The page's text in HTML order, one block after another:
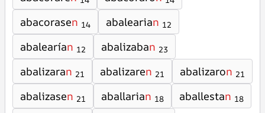
abacorasen 14 abalearian 12
abalearían 12 abalizaban 23
abalizaran 21 abalizaren 21 abalizaron 21
abalizasen 21 aballarian 18 aballestan 18